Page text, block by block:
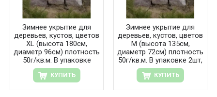
Зимнее укрытие для
деревьев, кустов, цветов
XL (высота 180см,
диаметр 96см) плотность
50г/кв.м. В упаковке
КУПИТЬ
Зимнее укрытие для
деревьев, кустов, цветов
М (высота 135см,
диаметр 72см) плотность
50г/кв.м. В упаковке 2шт,
КУПИТЬ